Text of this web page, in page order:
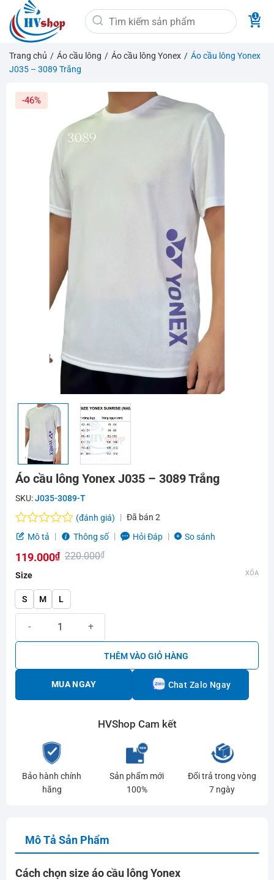
qua
nội
dung
Tìm
kiếm:
Trang chủ / Áo cầu lông / Áo cầu lông Yonex / Áo cầu lông Yonex
J035 – 3089 Trắng
-46%
Áo cầu lông Yonex J035 – 3089 Trắng
SKU:J035-3089-T
Được
hạng
0.0
5
sao
(đánh giá) Đã bán 2
Mô tả
Thông số Hỏi Đáp So sánh
220.000₫
Giá
gốc
là:
220.000₫.
119.000₫
Giá
hiện
tại
119.000₫.
Size
S M L
XÓA
THÊM VÀO GIỎ HÀNG
MUA NGAY Chat Zalo Ngay
HVShop Cam kết
Bảo hành chính
hãng
Sản phẩm mới
100%
Đổi trả trong vòng
7 ngày
Mô Tả Sản Phẩm
Cách chọn size áo cầu lông Yonex